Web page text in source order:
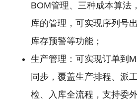
BOM管理、三种成本算法
库的管理，可实现序列号
库存预警等功能；
生产管理：可实现订单到
同步，覆盖生产排程、派
检、入库全流程，支持委